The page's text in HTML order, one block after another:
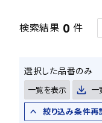
検索結果 0 件
選択した品番のみ
一覧を表示 一
絞り込み条件再